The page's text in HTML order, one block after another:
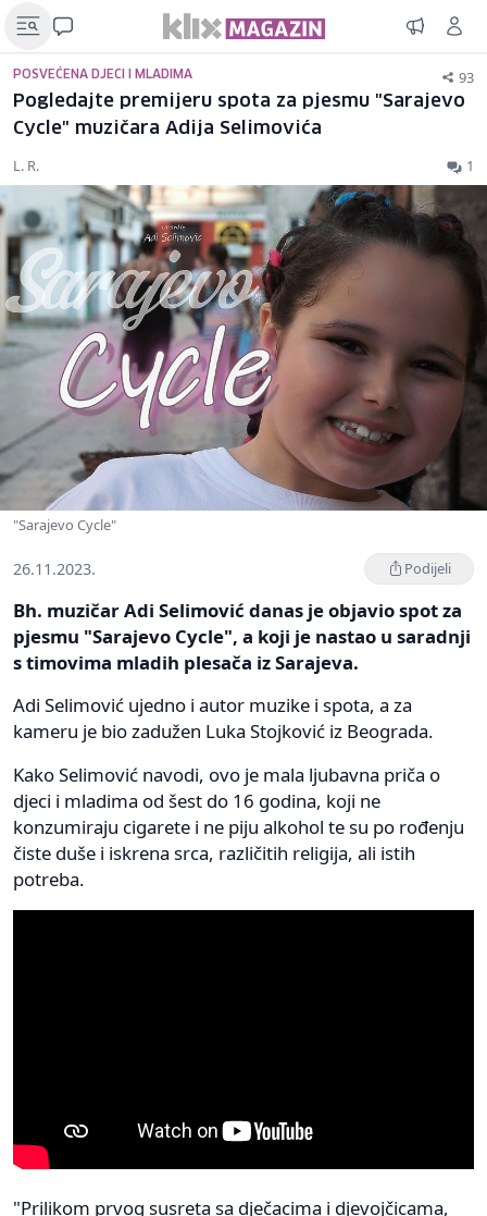
POSVEĆENA DJECI I MLADIMA 93
Pogledajte premijeru spota za pjesmu "Sarajevo
Cycle" muzičara Adija Selimovića
L. R. 1
"Sarajevo Cycle"
26.11.2023. Podijeli
Bh. muzičar Adi Selimović danas je objavio spot za
pjesmu "Sarajevo Cycle", a koji je nastao u saradnji
s timovima mladih plesača iz Sarajeva.
Adi Selimović ujedno i autor muzike i spota, a za
kameru je bio zadužen Luka Stojković iz Beograda.
Kako Selimović navodi, ovo je mala ljubavna priča o
djeci i mladima od šest do 16 godina, koji ne
konzumiraju cigarete i ne piju alkohol te su po rođenju
čiste duše i iskrena srca, različitih religija, ali istih
potreba.
"Prilikom prvog susreta sa dječacima i djevojčicama,